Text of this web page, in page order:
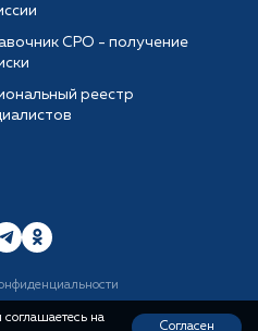
СРО - получение
реестр
соглашаетесь на
Согласен